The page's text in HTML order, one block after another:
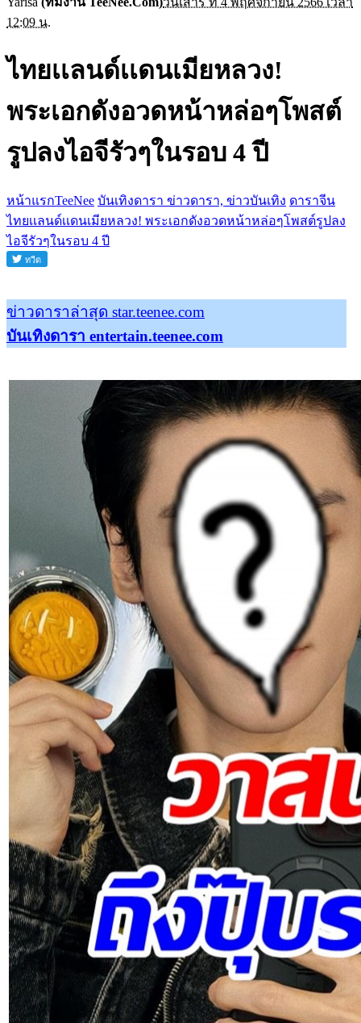
12:09 น.
ไทยเเลนด์เเดนเมียหลวง!
พระเอกดังอวดหน้าหล่อๆโพสต์
รูปลงไอจีรัวๆในรอบ 4 ปี
หน้าแรกTeeNee บันเทิงดารา ข่าวดารา, ข่าวบันเทิง ดาราจีน
ไทยเเลนด์เเดนเมียหลวง! พระเอกดังอวดหน้าหล่อๆโพสต์รูปลง
ไอจีรัวๆในรอบ 4 ปี
ข่าวดาราล่าสุด star.teenee.com
บันเทิงดารา entertain.teenee.com